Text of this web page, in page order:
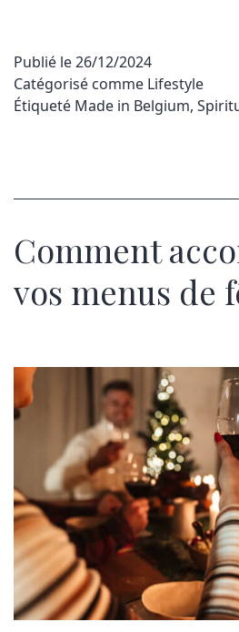
Publié le26/12/2024
Catégorisé comme Lifestyle
Étiqueté Made in Belgium,
Comment
vos menus de